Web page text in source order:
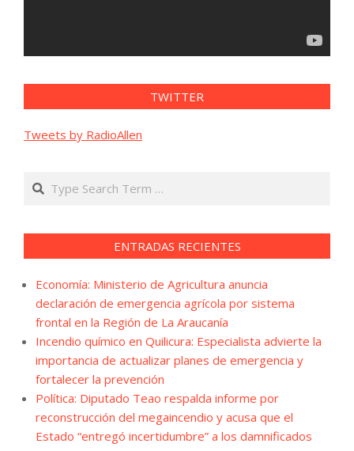
TWITTER
Tweets by RadioAllen
Search
ENTRADAS RECIENTES
Economía: Ministerio de Agricultura anuncia
declaración de emergencia agrícola por sistema
frontal en la Región de La Araucanía
Incendio químico en Quilicura: Especialista advierte la
importancia de actualizar planes de emergencia y
fortalecer la prevención
Política: Diputado Teao respalda informe por
reconstrucción del megaincendio y acusa que el
Estado “entregó incertidumbre” a los damnificados